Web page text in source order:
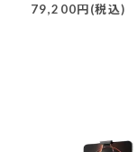
79,200円(税込)